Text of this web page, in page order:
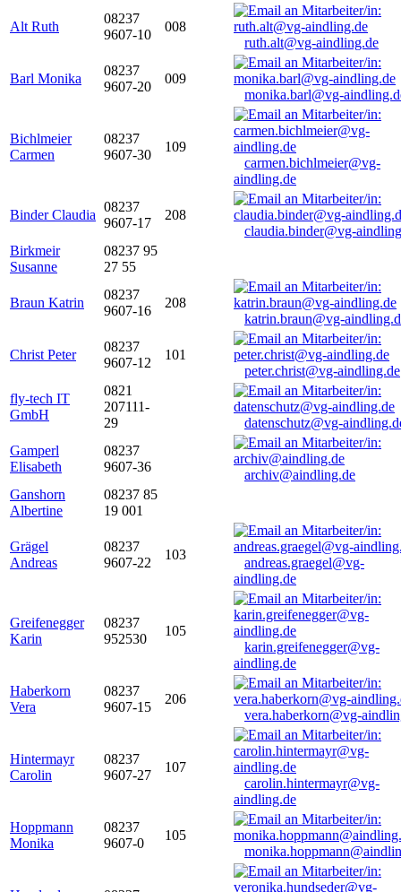
Alt Ruth
08237
9607-10
008
ruth.alt@vg-aindling.de
Barl Monika
08237
9607-20
009
monika.barl@vg-
Bichlmeier
Carmen
08237
9607-30
109
carmen.bichlmeier@vg-
aindling.de
Binder Claudia
08237
9607-17
208
claudia.binder@vg-
Birkmeir
Susanne
08237 95
27 55
Braun Katrin
08237
9607-16
208
katrin.braun@vg-
Christ Peter
08237
9607-12
101
peter.christ@vg-aindling.de
fly-tech IT
GmbH
0821
207111-
29
datenschutz@vg-
Gamperl
Elisabeth
08237
9607-36
archiv@aindling.de
Ganshorn
Albertine
08237 85
19 001
Grägel
Andreas
08237
9607-22
103
andreas.graegel@vg-
aindling.de
Greifenegger
Karin
08237
952530
105
karin.greifenegger@vg-
aindling.de
Haberkorn
Vera
08237
9607-15
206
vera.haberkorn@vg-
Hintermayr
Carolin
08237
9607-27
107
carolin.hintermayr@vg-
aindling.de
Hoppmann
Monika
08237
9607-0
105